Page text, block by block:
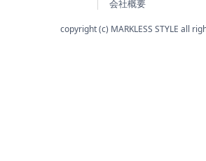
会社概要
copyright (c) MARKLESS STYLE all